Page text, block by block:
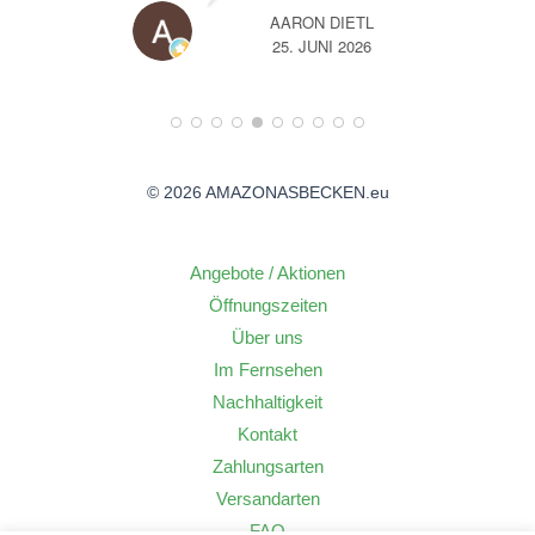
A
14. JUNI 2026
© 2026 AMAZONASBECKEN.eu
Angebote / Aktionen
Öffnungszeiten
Über uns
Im Fernsehen
Nachhaltigkeit
Kontakt
Zahlungsarten
Versandarten
FAQ